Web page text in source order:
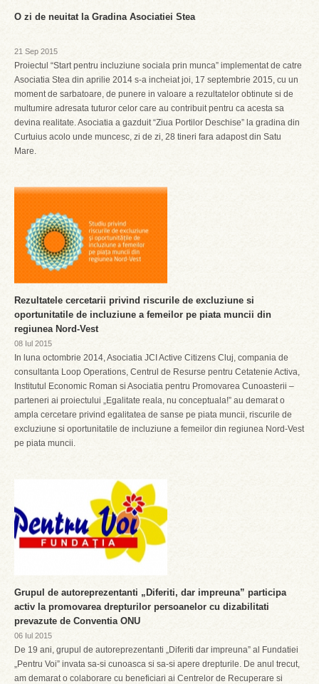
O zi de neuitat la Gradina Asociatiei Stea
21 Sep 2015
Proiectul “Start pentru incluziune sociala prin munca” implementat de catre
Asociatia Stea din aprilie 2014 s-a incheiat joi, 17 septembrie 2015, cu un
moment de sarbatoare, de punere in valoare a rezultatelor obtinute si de
multumire adresata tuturor celor care au contribuit pentru ca acesta sa
devina realitate. Asociatia a gazduit “Ziua Portilor Deschise” la gradina din
Curtuius acolo unde muncesc, zi de zi, 28 tineri fara adapost din Satu
Mare.
Rezultatele cercetarii privind riscurile de excluziune si
oportunitatile de incluziune a femeilor pe piata muncii din
regiunea Nord-Vest
08 Iul 2015
In luna octombrie 2014, Asociatia JCI Active Citizens Cluj, compania de
consultanta Loop Operations, Centrul de Resurse pentru Cetatenie Activa,
Institutul Economic Roman si Asociatia pentru Promovarea Cunoasterii –
parteneri ai proiectului „Egalitate reala, nu conceptuala!” au demarat o
ampla cercetare privind egalitatea de sanse pe piata muncii, riscurile de
excluziune si oportunitatile de incluziune a femeilor din regiunea Nord-Vest
pe piata muncii.
Grupul de autoreprezentanti „Diferiti, dar impreuna” participa
activ la promovarea drepturilor persoanelor cu dizabilitati
prevazute de Conventia ONU
06 Iul 2015
De 19 ani, grupul de autoreprezentanti „Diferiti dar impreuna” al Fundatiei
„Pentru Voi” invata sa-si cunoasca si sa-si apere drepturile. De anul trecut,
am demarat o colaborare cu beneficiari ai Centrelor de Recuperare si